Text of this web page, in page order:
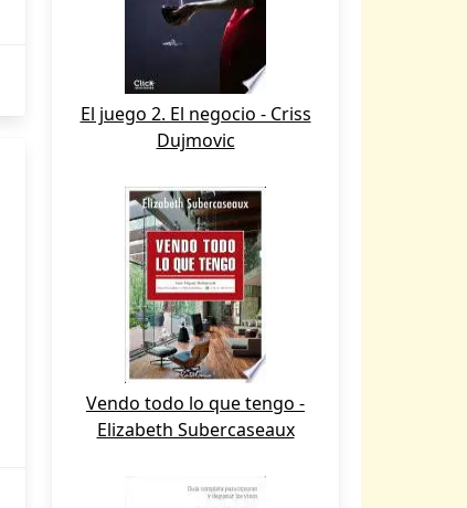
El juego 2. El negocio - Criss
Dujmovic
Vendo todo lo que tengo -
Elizabeth Subercaseaux